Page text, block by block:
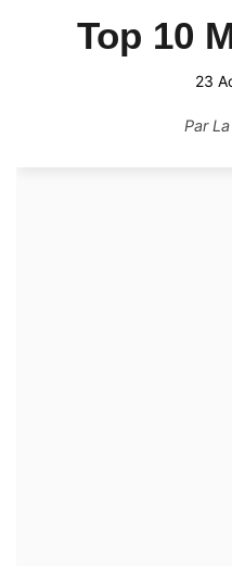
Top 10
23
Par